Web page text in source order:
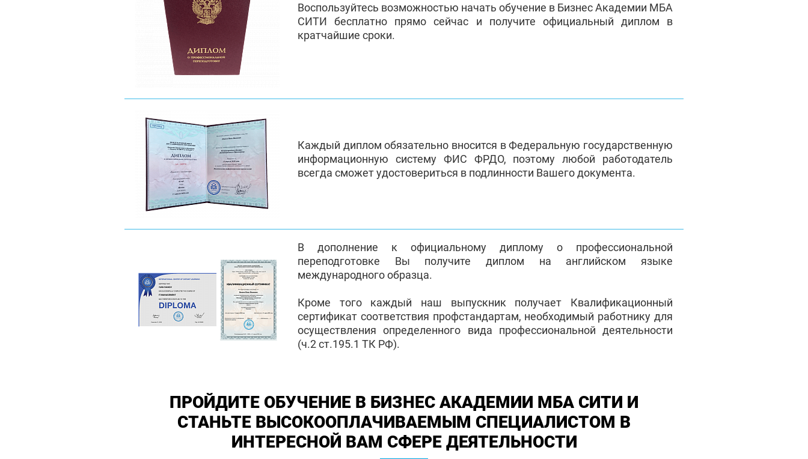
Воспользуйтесь возможностью начать обучение в Бизнес Академии МБА
СИТИ бесплатно прямо сейчас и получите официальный диплом в
кратчайшие сроки.
Каждый диплом обязательно вносится в Федеральную государственную
информационную систему ФИС ФРДО, поэтому любой работодатель
всегда сможет удостовериться в подлинности Вашего документа.
В дополнение к официальному диплому о профессиональной
переподготовке Вы получите диплом на английском языке
международного образца.
Кроме того каждый наш выпускник получает Квалификационный
сертификат соответствия профстандартам, необходимый работнику для
осуществления определенного вида профессиональной деятельности
(ч.2 ст.195.1 ТК РФ).
ПРОЙДИТЕ ОБУЧЕНИЕ В БИЗНЕС АКАДЕМИИ МБА СИТИ И
СТАНЬТЕ ВЫСОКООПЛАЧИВАЕМЫМ СПЕЦИАЛИСТОМ В
ИНТЕРЕСНОЙ ВАМ СФЕРЕ ДЕЯТЕЛЬНОСТИ